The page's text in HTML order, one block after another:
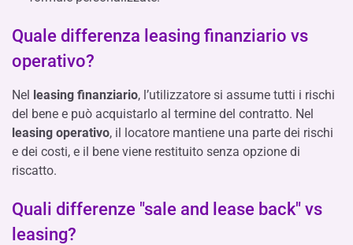
Quale differenza leasing finanziario vs
operativo?
Nel leasing finanziario, l’utilizzatore si assume tutti i rischi
del bene e può acquistarlo al termine del contratto. Nel
leasing operativo, il locatore mantiene una parte dei rischi
e dei costi, e il bene viene restituito senza opzione di
riscatto.
Quali differenze "sale and lease back" vs
leasing?